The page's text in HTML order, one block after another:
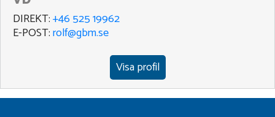
DIREKT:+46 525 19962
E-POST:rolf@gbm.se
Visa profil